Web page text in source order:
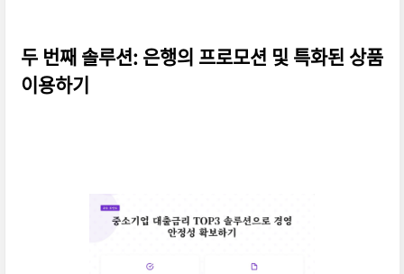
두 번째 솔루션: 은행의 프로모션 및 특화된 상품
이용하기